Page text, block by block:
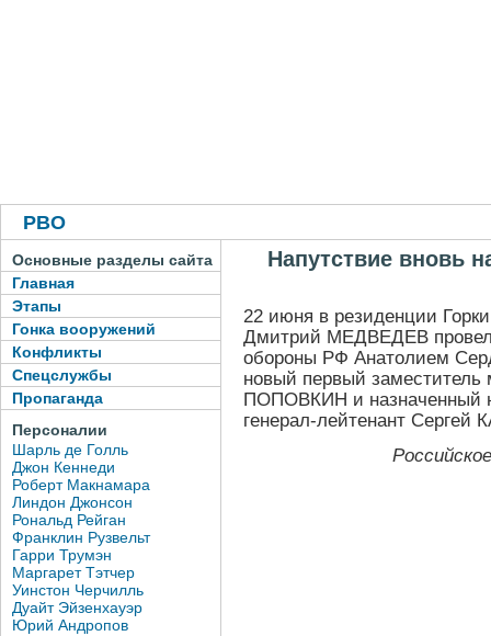
РВО
Основные разделы сайта
Главная
Этапы
Гонка вооружений
Конфликты
Спецслужбы
Пропаганда
Персоналии
Шарль де Голль
Джон Кеннеди
Роберт Макнамара
Линдон Джонсон
Рональд Рейган
Франклин Рузвельт
Гарри Трумэн
Маргарет Тэтчер
Уинстон Черчилль
Дуайт Эйзенхауэр
Юрий Андропов
Напутствие вновь
22 июня в резиденции
Дмитрий МЕДВЕДЕВ провел
обороны РФ Анатолием
новый первый
ПОПОВКИН и назначенный
генерал-лейтенант Сергей